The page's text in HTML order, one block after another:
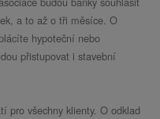
a to až o tři měsíce. O
hypoteční nebo
přistupovat i stavební
pro všechny klienty. O odklad